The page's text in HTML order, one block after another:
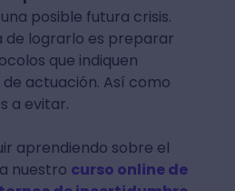
posible futura crisis.
de lograrlo es preparar
que indiquen
actuación. Así como
a evitar.
aprendiendo sobre el
nuestro curso online de